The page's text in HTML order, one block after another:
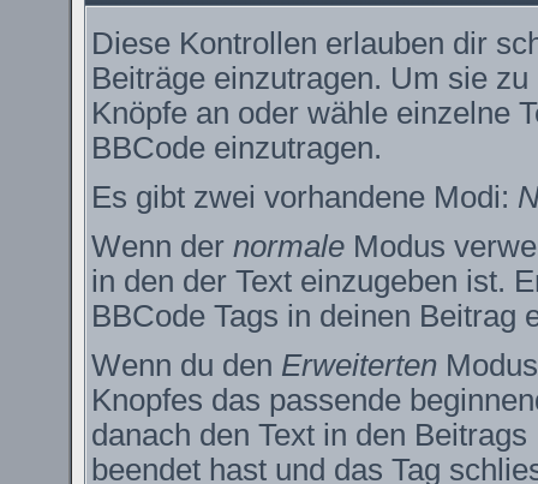
Diese Kontrollen erlauben dir
Beiträge einzutragen. Um sie
Knöpfe an oder wähle einzelne
BBCode einzutragen.
Es gibt zwei vorhandene Modi:
Wenn der normaleModus
in den der Text einzugeben ist.
BBCode Tags in deinen Beitrag
Wenn du den ErweitertenModus
Knopfes das passende
danach den Text in den
beendet hast und das Tag